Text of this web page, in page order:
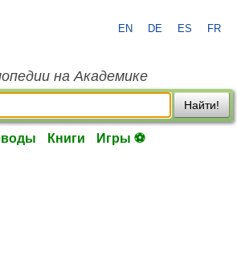
EN DE ES FR
на Академике
Найти!
Книги Игры ⚽